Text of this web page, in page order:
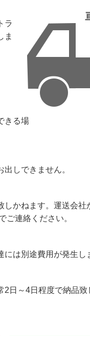
ラ
ま
きる場
しできません。
かねます。運送会
ご連絡ください。
は別途費用が発生し
日～4日程度で納品